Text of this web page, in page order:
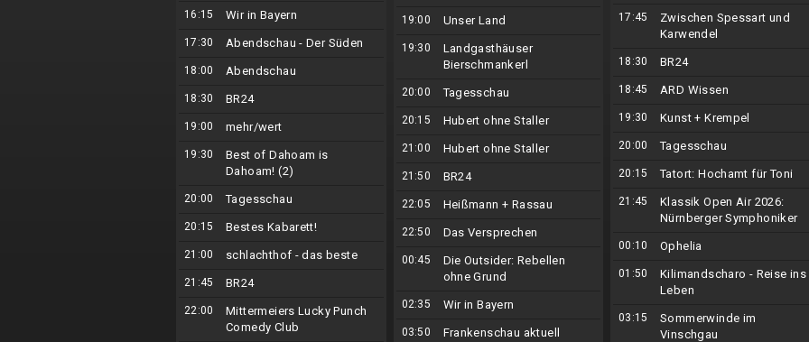
16:15 Wir in Bayern
17:30 Abendschau - Der Süden
18:00 Abendschau
18:30 BR24
19:00 mehr/wert
19:30
Best of Dahoam is
Dahoam! (2)
20:00 Tagesschau
20:15 Bestes Kabarett!
21:00 schlachthof - das beste
21:45 BR24
22:00
Mittermeiers Lucky Punch
Comedy Club
19:00 Unser Land
19:30
Landgasthäuser
Bierschmankerl
20:00 Tagesschau
20:15 Hubert ohne Staller
21:00 Hubert ohne Staller
21:50 BR24
22:05 Heißmann + Rassau
22:50 Das Versprechen
00:45
Die Outsider: Rebellen
ohne Grund
02:35 Wir in Bayern
03:50 Frankenschau aktuell
17:45
Zwischen Spessart und
Karwendel
18:30 BR24
18:45 ARD Wissen
19:30 Kunst + Krempel
20:00 Tagesschau
20:15 Tatort: Hochamt für Toni
21:45
Klassik Open Air 2026:
Nürnberger Symphoniker
00:10 Ophelia
01:50
Kilimandscharo - Reise ins
Leben
03:15
Sommerwinde im
Vinschgau